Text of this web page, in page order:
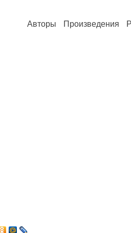
Авторы Произведения